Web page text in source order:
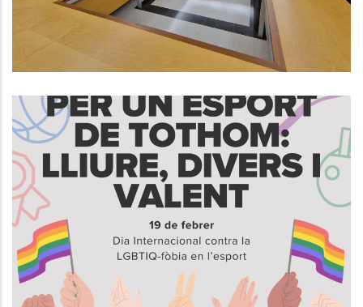
S. socials
19 De Febrer, Dia Internacional
Contra La LGBTIQ-Fòbia En
S. socials